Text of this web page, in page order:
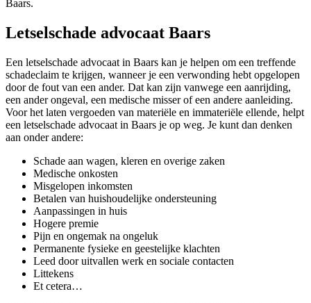
Baars.
Letselschade advocaat Baars
Een letselschade advocaat in Baars kan je helpen om een treffende
schadeclaim te krijgen, wanneer je een verwonding hebt opgelopen
door de fout van een ander. Dat kan zijn vanwege een aanrijding,
een ander ongeval, een medische misser of een andere aanleiding.
Voor het laten vergoeden van materiële en immateriële ellende, helpt
een letselschade advocaat in Baars je op weg. Je kunt dan denken
aan onder andere:
Schade aan wagen, kleren en overige zaken
Medische onkosten
Misgelopen inkomsten
Betalen van huishoudelijke ondersteuning
Aanpassingen in huis
Hogere premie
Pijn en ongemak na ongeluk
Permanente fysieke en geestelijke klachten
Leed door uitvallen werk en sociale contacten
Littekens
Et cetera…